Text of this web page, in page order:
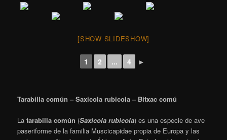
[SHOW SLIDESHOW]
1 2 ... 4 ►
Tarabilla común – Saxicola rubicola – Bitxac comú
Latarabilla común (Saxicola rubicola) es una especie de ave
paseriforme de la familia Muscicapidae propia de Europa y las